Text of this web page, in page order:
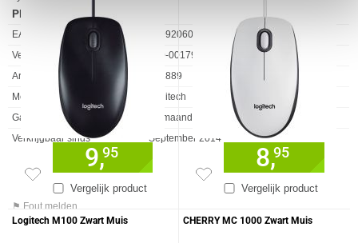
PRODUCT INFORMATIE
EAN
5099206021860
Vendorcode
910-001793
Artikelnr
101889
Merk
Logitech
Garantie
24 maanden
Verkrijgbaar sinds
September 2014
⚑ Fout melden
Vergelijk product
9,95
Vergelijk product
8,95
Logitech M100 Zwart Muis CHERRY MC 1000 Zwart Muis